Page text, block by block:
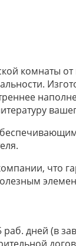
комнаты
что
раб. дней (в